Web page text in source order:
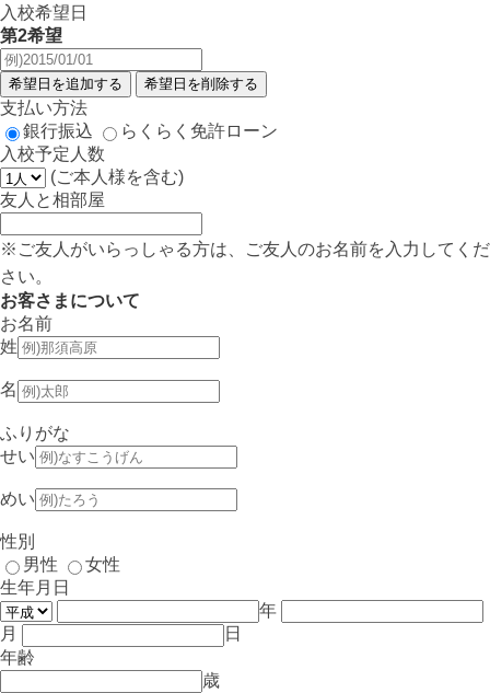
入校希望日
第2希望
支払い方法
銀行振込
らくらく免許ローン
入校予定人数
(ご本人様を含む)
友人と相部屋
※ご友人がいらっしゃる方は、ご友人のお名前を入力してくだ
さい。
お客さまについて
お名前
姓
名
ふりがな
せい
めい
性別
男性
女性
生年月日
年
月
日
年齢
歳